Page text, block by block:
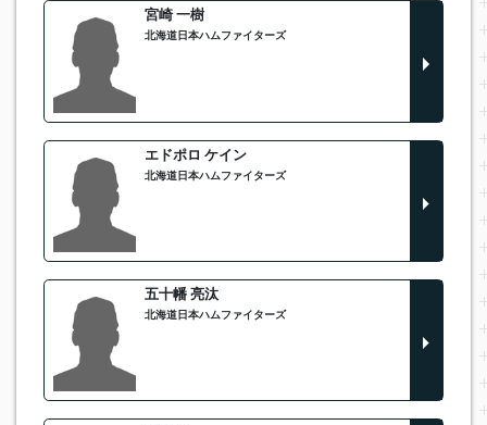
宮崎 一樹
北海道日本ハムファイターズ
エドポロ ケイン
北海道日本ハムファイターズ
五十幡 亮汰
北海道日本ハムファイターズ